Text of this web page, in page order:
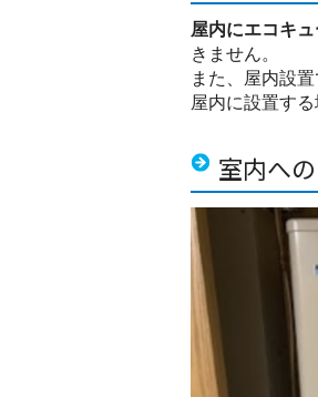
屋内にエコキ
きません。
また、屋内設
屋内に設置す
室内へ